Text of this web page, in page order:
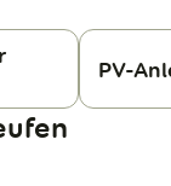
PV-